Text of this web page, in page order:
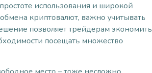
использования и широкой
криптовалют, важно учитывать
позволяет трейдерам экономить
посещать множество